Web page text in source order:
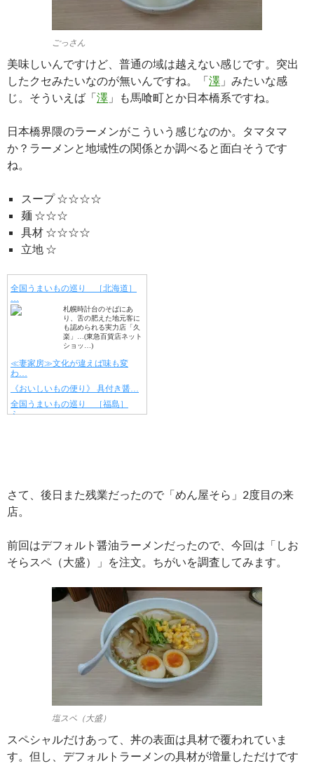
ごっさん
美味しいんですけど、普通の域は越えない感じです。突出
したクセみたいなのが無いんですね。「澤 」みたいな感
じ。そういえば「澤 」も馬喰町とか日本橋系ですね。
日本橋界隈のラーメンがこういう感じなのか。タマタマ
か？ラーメンと地域性の関係とか調べると面白そうです
ね。
スープ ☆☆☆☆
麺 ☆☆☆
具材 ☆☆☆☆
立地 ☆
さて、後日また残業だったので「めん屋そら」2度目の来
店。
前回はデフォルト醤油ラーメンだったので、今回は「しお
そらスペ（大盛）」を注文。ちがいを調査してみます。
塩スペ（大盛）
スペシャルだけあって、丼の表面は具材で覆われていま
す。但し、デフォルトラーメンの具材が増量しただけです